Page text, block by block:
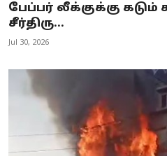
பேப்பர் லீக்குக்கு கடும்
சீர்திரு...
Jul 30, 2026